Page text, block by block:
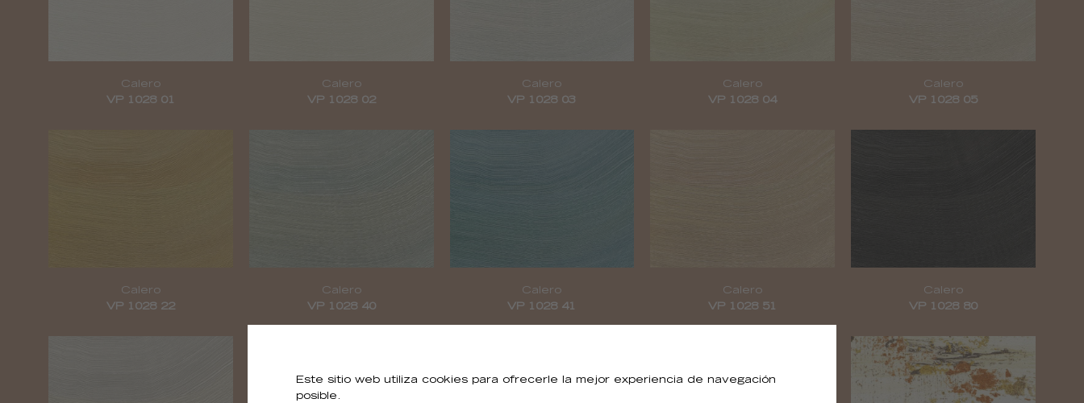
Calero
VP 1028 01
Calero
VP 1028 02
Calero
VP 1028 03
Calero
VP 1028 04
Calero
VP 1028 05
Calero
VP 1028 22
Calero
VP 1028 40
Calero
VP 1028 41
Calero
VP 1028 51
Calero
VP 1028 80
Este sitio web utiliza cookies para ofrecerle la mejor experiencia de navegación
posible.